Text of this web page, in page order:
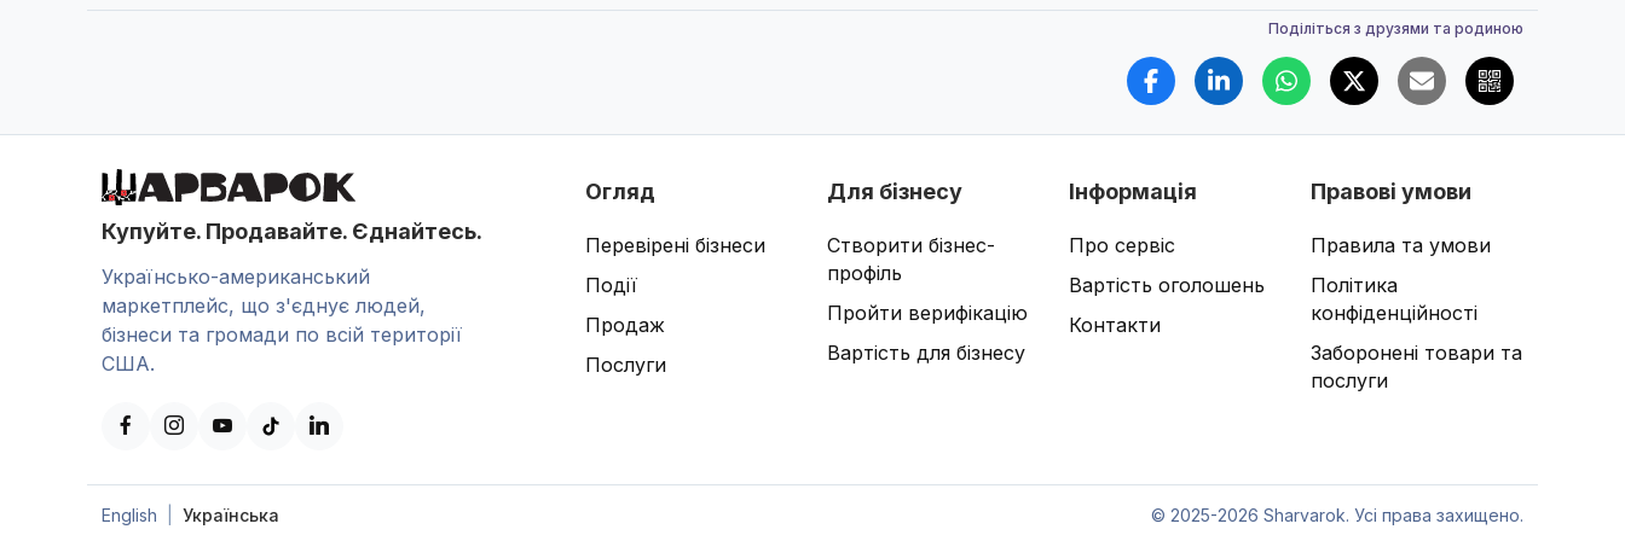
Поділіться з друзями та родиною
Купуйте. Продавайте. Єднайтесь.
Українсько-американський
маркетплейс, що з'єднує людей,
бізнеси та громади по всій території
США.
Огляд
Перевірені бізнеси
Події
Продаж
Послуги
Для бізнесу
Створити бізнес-
профіль
Пройти верифікацію
Вартість для бізнесу
Інформація
Про сервіс
Вартість оголошень
Контакти
Правові умови
Правила та умови
Політика
конфіденційності
Заборонені товари та
послуги
English Українська © 2025-2026 Sharvarok. Усі права захищено.